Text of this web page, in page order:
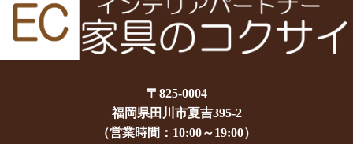
〒825-0004
福岡県田川市夏吉395-2
（営業時間：10:00～19:00）